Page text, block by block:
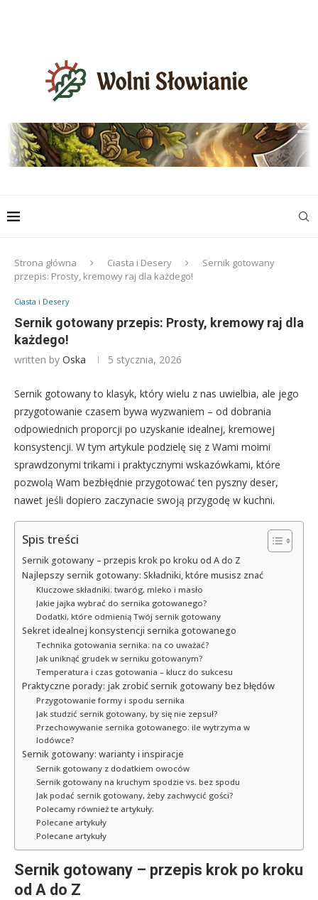
Strona główna Ciasta i Desery
Sernik gotowany
przepis: Prosty, kremowy raj dla każdego!
Ciasta i Desery
Sernik gotowany przepis: Prosty, kremowy raj dla
każdego!
written by Oska 5 stycznia, 2026
Sernik gotowany to klasyk, który wielu z nas uwielbia, ale jego
przygotowanie czasem bywa wyzwaniem – od dobrania
odpowiednich proporcji po uzyskanie idealnej, kremowej
konsystencji. W tym artykule podzielę się z Wami moimi
sprawdzonymi trikami i praktycznymi wskazówkami, które
pozwolą Wam bezbłędnie przygotować ten pyszny deser,
nawet jeśli dopiero zaczynacie swoją przygodę w kuchni.
Spis treści
Sernik gotowany – przepis krok po kroku od A do Z
Najlepszy sernik gotowany: Składniki, które musisz znać
Kluczowe składniki: twaróg, mleko i masło
Jakie jajka wybrać do sernika gotowanego?
Dodatki, które odmienią Twój sernik gotowany
Sekret idealnej konsystencji sernika gotowanego
Technika gotowania sernika: na co uważać?
Jak uniknąć grudek w serniku gotowanym?
Temperatura i czas gotowania – klucz do sukcesu
Praktyczne porady: jak zrobić sernik gotowany bez błędów
Przygotowanie formy i spodu sernika
Jak studzić sernik gotowany, by się nie zepsuł?
Przechowywanie sernika gotowanego: ile wytrzyma w
lodówce?
Sernik gotowany: warianty i inspiracje
Sernik gotowany z dodatkiem owoców
Sernik gotowany na kruchym spodzie vs. bez spodu
Jak podać sernik gotowany, żeby zachwycić gości?
Polecamy również te artykuły:
Polecane artykuły
Polecane artykuły
Sernik gotowany – przepis krok po kroku
od A do Z